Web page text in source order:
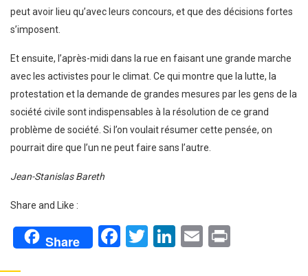
peut avoir lieu qu’avec leurs concours, et que des décisions fortes
s’imposent.
Et ensuite, l’après-midi dans la rue en faisant une grande marche
avec les activistes pour le climat. Ce qui montre que la lutte, la
protestation et la demande de grandes mesures par les gens de la
société civile sont indispensables à la résolution de ce grand
problème de société. Si l’on voulait résumer cette pensée, on
pourrait dire que l’un ne peut faire sans l’autre.
Jean-Stanislas Bareth
Share and Like :
Share Facebook
Twitter
LinkedIn
Email